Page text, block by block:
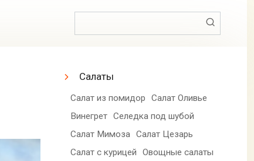
Салаты
Салат из помидор
Салат Оливье
Винегрет Селедка под шубой
Салат Мимоза Салат Цезарь
Салат с курицей
Овощные салаты